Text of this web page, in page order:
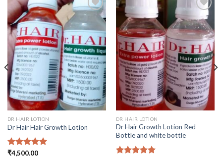
Add to
wishlist
DR HAIR LOTION
Dr Hair Hair Growth Lotion
Rated5.00
₹4,500.00
Add to
wishlist
DR HAIR LOTION
Dr Hair Growth Lotion Red
Bottle and white bottle